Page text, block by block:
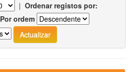
| Ordenar registos por:
Por ordem